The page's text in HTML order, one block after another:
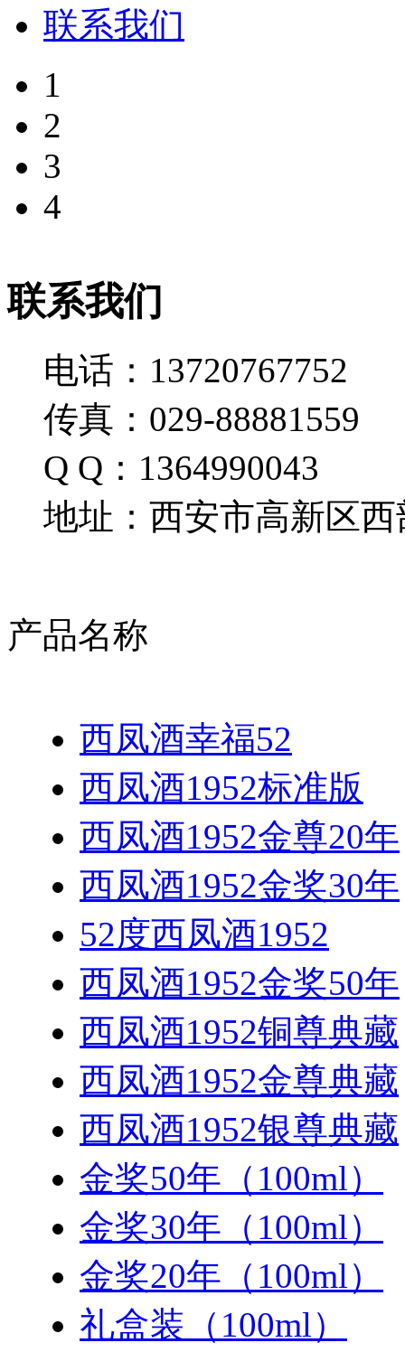
联系我们
1
2
3
4
联系我们
电话：13720767752
传真：029-88881559
Q Q：1364990043
地址：西安市高新区西
产品名称
西凤酒幸福52
西凤酒1952标准版
西凤酒1952金尊20年
西凤酒1952金奖30年
52度西凤酒1952
西凤酒1952金奖50年
西凤酒1952铜尊典藏
西凤酒1952金尊典藏
西凤酒1952银尊典藏
金奖50年（100ml）
金奖30年（100ml）
金奖20年（100ml）
礼盒装（100ml）